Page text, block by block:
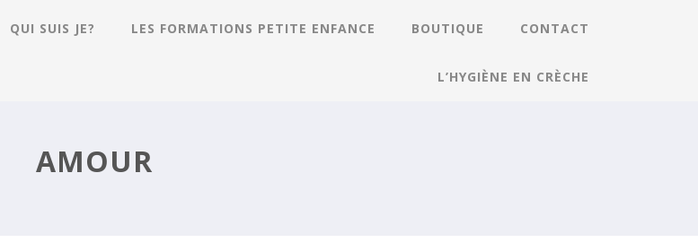
QUI SUIS JE? LES FORMATIONS PETITE ENFANCE BOUTIQUE CONTACT
L’HYGIÈNE EN CRÈCHE
AMOUR